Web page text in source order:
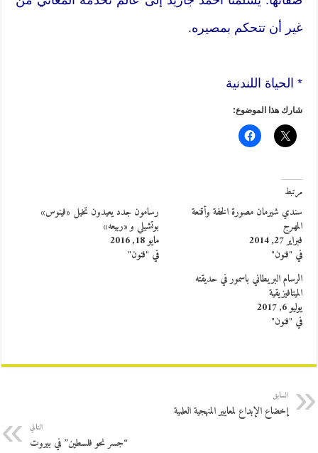
غير أن تتحكم بمصيره.
* الحياة اللندنية
شارك هذا الموضوع:
مرتبط
سندي شيرمان مصورة الخفة وأقنعة
المهرج
فبراير 27, 2014
في "فنون"
رسامون جدد يعيدون تخيل «فينوس»
بوتشيلي و «ربيعه»
مايو 18, 2016
في "فنون"
الرسام البريطاني باسمور في حديقته
الميتافيزيقية
يوليو 6, 2017
في "فنون"
السابق
إخضاع الإبداع لمعايير المنهجية العلمية
التالي
“جسر نحو فلسطين” في بيروت